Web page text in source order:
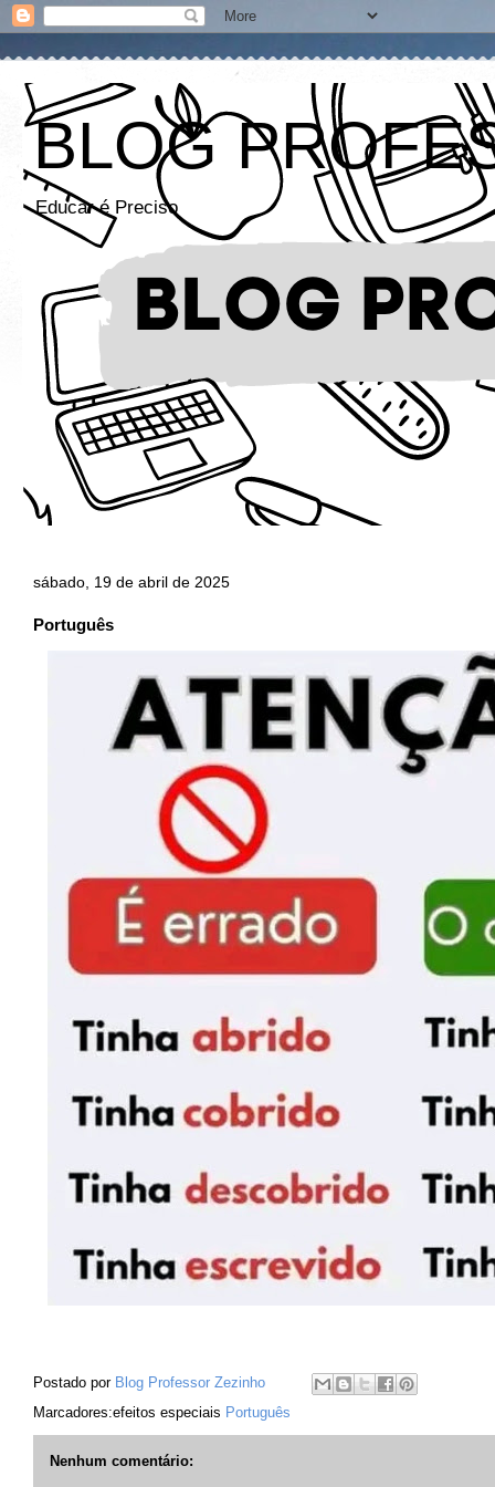
BLOG
Educar é Preciso
sábado, 19 de abril de 2025
Português
Postado por Blog Professor Zezinho
Marcadores:efeitos especiais Português
Nenhum comentário: